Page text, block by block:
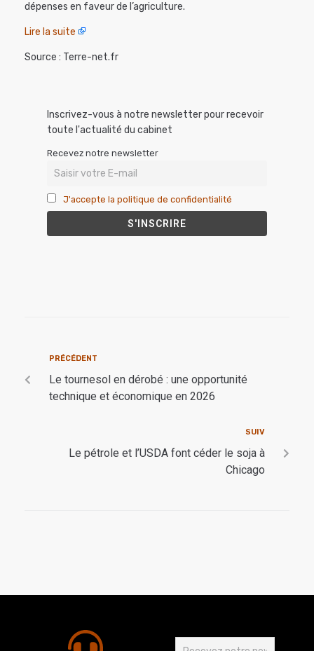
dépenses en faveur de l’agriculture.
Lire la suite
Source : Terre-net.fr
Inscrivez-vous à notre newsletter pour recevoir
toute l'actualité du cabinet
Recevez notre newsletter
J'accepte la politique de confidentialité
PRÉCÉDENT
Le tournesol en dérobé : une opportunité
technique et économique en 2026
SUIV
Le pétrole et l’USDA font céder le soja à
Chicago